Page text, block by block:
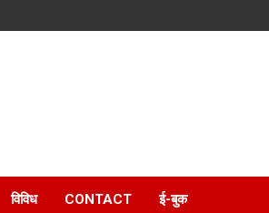
विविध CONTACT ई-बुक